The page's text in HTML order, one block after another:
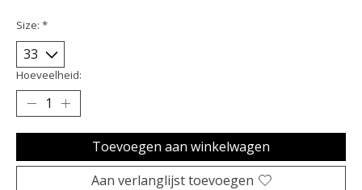
Size: *
Hoeveelheid:
Toevoegen aan winkelwagen
Aan verlanglijst toevoegen